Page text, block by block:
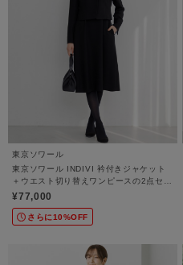
東京ソワール
東京ソワール INDIVI 衿付きジャケット
＋ウエスト切り替えワンピースの2点セッ
ト【喪服・礼服・ブラックフォーマル】
¥77,000
さらに10%OFF